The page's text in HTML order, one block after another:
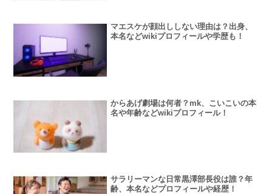
マエスケが顔出ししない理由は？出身、
本名などwikiプロフィールや学歴も！
からあげ劇場は何者？mk、こいこいの本
名や年齢などwikiプロフィール！
サラリーマンな日常黒澤部長役は誰？年
齢、本名などプロフィールや経歴！